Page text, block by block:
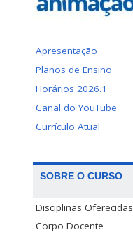
Apresentação
Planos de Ensino
Horários 2026.1
Canal do YouTube
Currículo Atual
SOBRE O CURSO
Disciplinas Oferecidas
Corpo Docente